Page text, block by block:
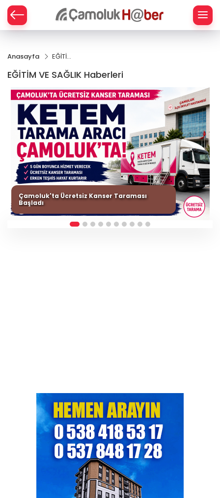
Anasayfa
EĞİTİM
SAĞLIK
EĞİTİM VE SAĞLIK Haberleri
Çamoluk'ta Ücretsiz Kanser Taraması
Başladı